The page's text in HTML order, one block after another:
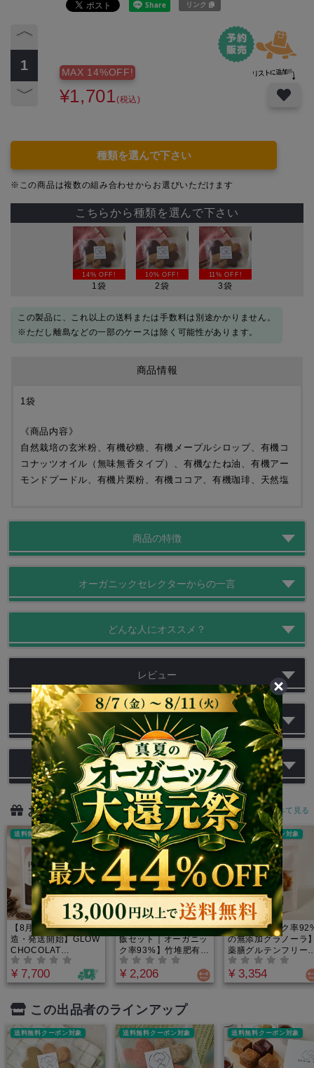
リンク
MAX 14%OFF!
¥1,701(税込)
種類を選んで下さい
※この商品は複数の組み合わせからお選びいただけます
こちらから種類を選んで下さい
14% OFF!
1袋
10% OFF!
2袋
11% OFF!
3袋
この製品に、これ以上の送料または手数料は別途かかりません。
※ただし離島などの一部のケースは除く可能性があります。
商品情報
1袋
《商品内容》
自然栽培の玄米粉、有機砂糖、有機メープルシロップ、有機コ
コナッツオイル（無味無香タイプ）、有機なたね油、有機アー
モンドプードル、有機片栗粉、有機ココア、有機珈琲、天然塩
商品の特徴
オーガニックセレクターからの一言
どんな人にオススメ？
レビュー
商品の画像一覧
お問い合わせ
おすすめアイテム すべて見る
送料無料クーポン対象
【8月下旬より順次製
造・発送開始】GLOW
CHOCOLAT
PROTEIN（グロウシ
ョコラプロテイン）by
IN YOU｜完全無添
用・植物性オーガニッ
ク素材だけで作ったソ
イプロテイン｜ローカ
カオ配合で腸活や健康
的な生活をサポートす
る、低糖質で本当に美
¥ 7,700
送料無料クーポン対象
【無添加 炊き込みご
飯セット｜オーガニッ
ク率93%】竹堆肥有機
栽培米と24種和漢の極
み養生炊き込み御膳キ
ット｜最高のご褒美御
水嶺米と中医薬膳師厳
選の和漢素材が融合。
ヴィーガン・五葷フリ
ーで手軽に温活を叶え
る食養生
¥ 2,206
送料無料クーポン対象
【オーガニック率
の無添加グラノーラ
薬膳グルテンフリー
ラノーラ｜罪悪感の
いプチ朝食に。お口
ほろほろ解ける贅沢
¥ 3,354
この出品者のラインアップ
送料無料クーポン対象 送料無料クーポン対象 送料無料クーポン対象